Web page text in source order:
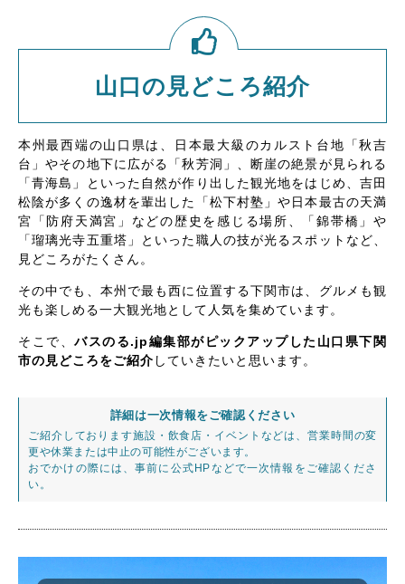
山口の見どころ紹介
本州最西端の山口県は、日本最大級のカルスト台地「秋吉
台」やその地下に広がる「秋芳洞」、断崖の絶景が見られる
「青海島」といった自然が作り出した観光地をはじめ、吉田
松陰が多くの逸材を輩出した「松下村塾」や日本最古の天満
宮「防府天満宮」などの歴史を感じる場所、「錦帯橋」や
「瑠璃光寺五重塔」といった職人の技が光るスポットなど、
見どころがたくさん。
その中でも、本州で最も西に位置する下関市は、グルメも観
光も楽しめる一大観光地として人気を集めています。
そこで、バスのる.jp編集部がピックアップした山口県下関
市の見どころをご紹介 していきたいと思います。
詳細は一次情報をご確認ください
ご紹介しております施設・飲食店・イベントなどは、営業時間の変
更や休業または中止の可能性がございます。
おでかけの際には、事前に公式HPなどで一次情報をご確認くださ
い。